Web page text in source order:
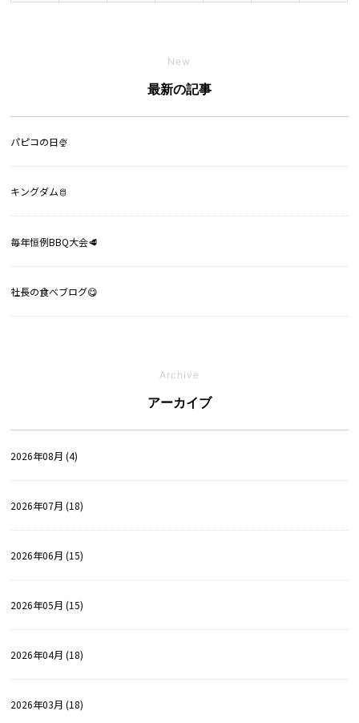
New
最新の記事
パピコの日🍨
キングダム🫅
毎年恒例BBQ大会🥩
社長の食べブログ😋
Archive
アーカイブ
2026年08月 (4)
2026年07月 (18)
2026年06月 (15)
2026年05月 (15)
2026年04月 (18)
2026年03月 (18)